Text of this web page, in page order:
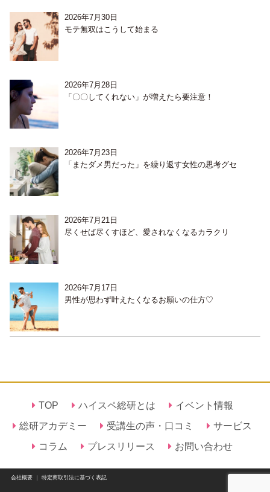
2026年7月30日
モテ無双はこうして始まる
2026年7月28日
「〇〇してくれない」が増えたら要注意！
2026年7月23日
「またダメ男だった」を繰り返す女性の思考グセ
2026年7月21日
尽くせば尽くすほど、愛されなくなるカラクリ
2026年7月17日
男性が思わず叶えたくなるお願いの仕方♡
TOP ハイスペ総研とは
イベント情報
総研アカデミー
受講生の声・口コミ
サービス
コラム
プレスリリース お問い合わせ
会社概要｜ 特定商取引法に基づく表記